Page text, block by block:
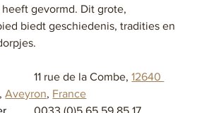
heeft gevormd. Dit grote,
biedt geschiedenis, tradities en
11 rue de la Combe, 12640
, Aveyron, France
Telefoonnummer 0033 (0)5 65 59 85 17